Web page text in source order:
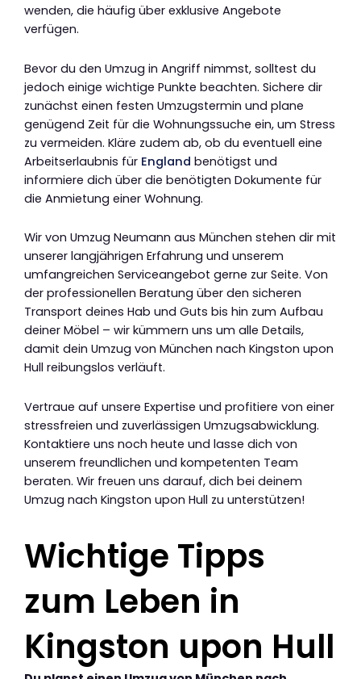
wenden, die häufig über exklusive Angebote
verfügen.
Bevor du den Umzug in Angriff nimmst, solltest du
jedoch einige wichtige Punkte beachten. Sichere dir
zunächst einen festen Umzugstermin und plane
genügend Zeit für die Wohnungssuche ein, um Stress
zu vermeiden. Kläre zudem ab, ob du eventuell eine
Arbeitserlaubnis für England benötigst und
informiere dich über die benötigten Dokumente für
die Anmietung einer Wohnung.
Wir von Umzug Neumann aus München stehen dir mit
unserer langjährigen Erfahrung und unserem
umfangreichen Serviceangebot gerne zur Seite. Von
der professionellen Beratung über den sicheren
Transport deines Hab und Guts bis hin zum Aufbau
deiner Möbel – wir kümmern uns um alle Details,
damit dein Umzug von München nach Kingston upon
Hull reibungslos verläuft.
Vertraue auf unsere Expertise und profitiere von einer
stressfreien und zuverlässigen Umzugsabwicklung.
Kontaktiere uns noch heute und lasse dich von
unserem freundlichen und kompetenten Team
beraten. Wir freuen uns darauf, dich bei deinem
Umzug nach Kingston upon Hull zu unterstützen!
Wichtige Tipps
zum Leben in
Kingston upon Hull